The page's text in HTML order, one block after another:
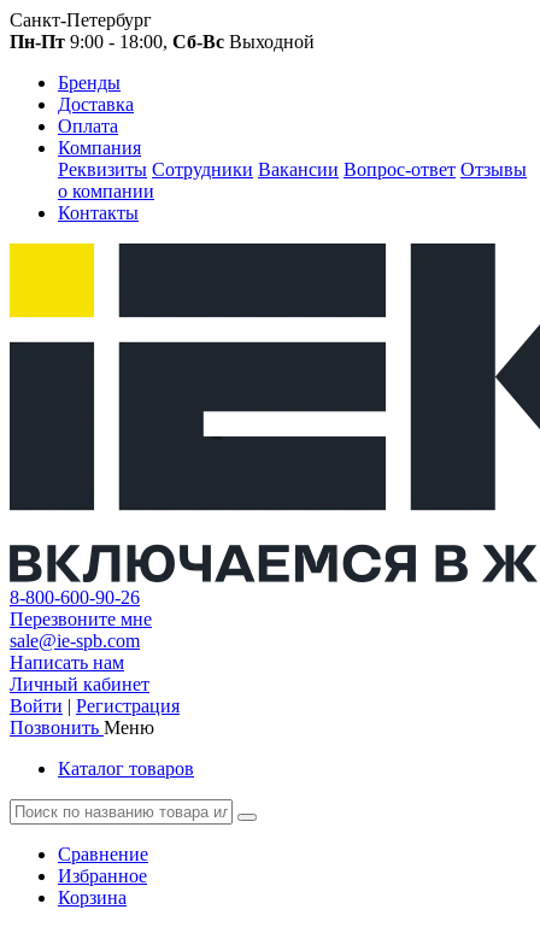
Санкт-Петербург
Пн-Пт 9:00 - 18:00, Сб-Вс Выходной
Бренды
Доставка
Оплата
Компания
Реквизиты Сотрудники Вакансии Вопрос-ответ Отзывы
о компании
Контакты
8-800-600-90-26
Перезвоните мне
sale@ie-spb.com
Написать нам
Личный кабинет
Войти | Регистрация
Позвонить Меню
Каталог товаров
Сравнение
Избранное
Корзина